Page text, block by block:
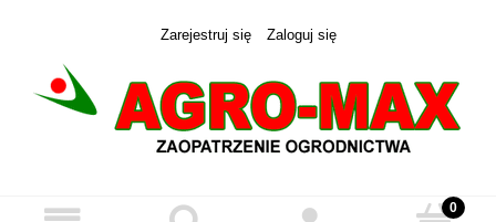
Zarejestruj się Zaloguj się